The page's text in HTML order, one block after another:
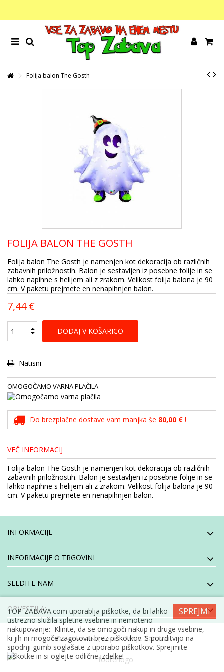
Folija balon The Gosth
FOLIJA BALON THE GOSTH
Folija balon The Gosth je namenjen kot dekoracija ob različnih
zabavnih priložnostih. Balon je sestavljen iz posebne folije in se
lahko napihne s helijem ali z zrakom. Velikost folija balona je 90
cm. V paketu prejmete en nenapihnjen balon.
7,44 €
DODAJ V KOŠARICO
Natisni
OMOGOČAMO VARNA PLAČILA
Do brezplačne dostave vam manjka še 80,00 € !
VEČ INFORMACIJ
Folija balon The Gosth je namenjen kot dekoracija ob različnih
zabavnih priložnostih. Balon je sestavljen iz posebne folije in se
lahko napihne s helijem ali z zrakom. Velikost folija balona je 90
cm. V paketu prejmete en nenapihnjen balon.
INFORMACIJE
INFORMACIJE O TRGOVINI
SLEDITE NAM
OBVESTILA:
© E-specialisti, d.o.o- Moja Zabava
SPREJMI
TOP-ZABAVA.com uporablja piškotke, da bi lahko
ustrezno služila spletne vsebine in nemoteno
nakupovanje: Klinite, da se omogoči nakup in druge vsebine,
ki jih ni mogoče zagotoviti brez piškotkov. S potrditvijo na
spodnji gumb soglašate z uporabo piškotkov. Sprejmite
piškotke in si oglejte odlične izdelke!